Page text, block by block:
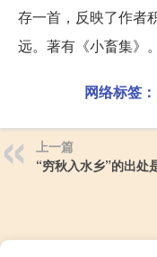
存一首，反映了作者
远。著有《小畜集》。
网络标签：
上一篇
“穷秋入水乡”的出处